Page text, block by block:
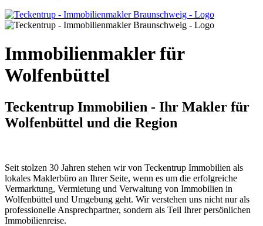
Immobilienmakler für
Wolfenbüttel
Teckentrup Immobilien - Ihr Makler für
Wolfenbüttel und die Region
Seit stolzen 30 Jahren stehen wir von Teckentrup Immobilien als
lokales Maklerbüro an Ihrer Seite, wenn es um die erfolgreiche
Vermarktung, Vermietung und Verwaltung von Immobilien in
Wolfenbüttel und Umgebung geht. Wir verstehen uns nicht nur als
professionelle Ansprechpartner, sondern als Teil Ihrer persönlichen
Immobilienreise.